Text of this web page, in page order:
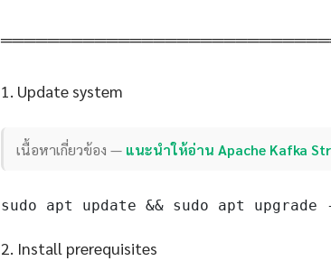
1. Update system
เนื้อหาเกี่ยวข้อง — แนะนำให้อ่าน Apache Kafka
sudo apt update && sudo apt upgrade
2. Install prerequisites